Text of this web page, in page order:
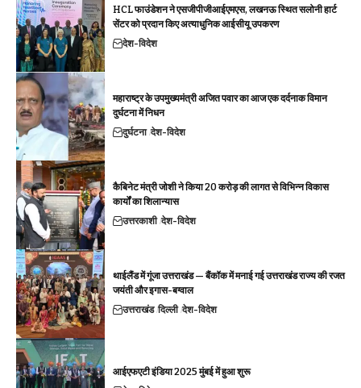
HCL फाउंडेशन ने एसजीपीजीआईएमएस, लखनऊ स्थित सलोनी हार्ट
सेंटर को प्रदान किए अत्याधुनिक आईसीयू उपकरण
देश-विदेश
महाराष्ट्र के उपमुख्यमंत्री अजित पवार का आज एक दर्दनाक विमान
दुर्घटना में निधन
दुर्घटना देश-विदेश
कैबिनेट मंत्री जोशी ने किया 20 करोड़ की लागत से विभिन्न विकास
कार्यों का शिलान्यास
उत्तरकाशी देश-विदेश
थाईलैंड में गूंजा उत्तराखंड — बैंकॉक में मनाई गई उत्तराखंड राज्य की रजत
जयंती और इगास-बग्वाल
उत्तराखंड दिल्ली देश-विदेश
आईएफएटी इंडिया 2025 मुंबई में हुआ शुरू